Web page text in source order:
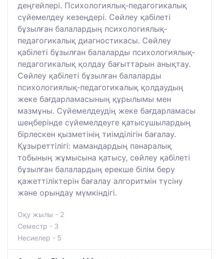
деңгейлері. Психологиялық-педагогикалық
сүйемелдеу кезеңдері. Сөйлеу қабілеті
бұзылған балалардың психологиялық-
педагогикалық диагностикасы. Сөйлеу
қабілеті бұзылған балаларды психологиялық-
педагогикалық қолдау бағыттарын анықтау.
Сөйлеу қабілеті бұзылған балаларды
психологиялық-педагогикалық қолдаудың
жеке бағдарламасының құрылымы мен
мазмұны. Сүйемелдеудің жеке бағдарламасы
шеңберінде сүйемелдеуге қатысушылардың
бірлескен қызметінің тиімділігін бағалау.
Құзыреттілігі: мамандардың пәнаралық
тобының жұмысына қатысу, сөйлеу қабілеті
бұзылған балалардың ерекше білім беру
қажеттіліктерін бағалау алгоритмін түсіну
және орындау мүмкіндігі.
Оқу жылы - 2
Семестр - 3
Несиелер - 5